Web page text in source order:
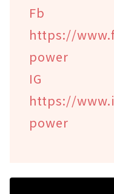
https://
power
https://
power